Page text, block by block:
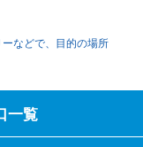
などで、目的の場所
一覧